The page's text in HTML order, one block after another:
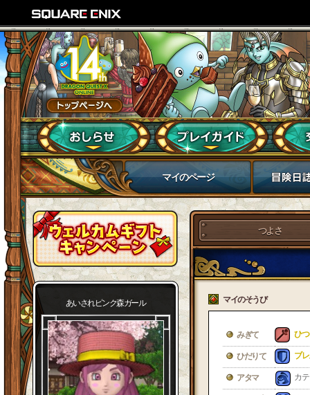
マイのページ
あいされピンク森ガール
つよさ
マイのそうび
みぎて ひ
ひだりて ブ
アタマ カ